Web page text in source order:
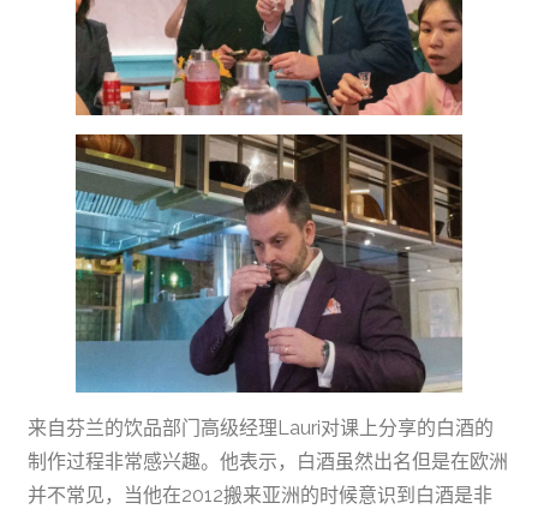
来自芬兰的饮品部门高级经理Lauri对课上分享的白酒的
制作过程非常感兴趣。他表示，白酒虽然出名但是在欧洲
并不常见，当他在2012搬来亚洲的时候意识到白酒是非